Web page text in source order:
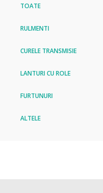
TOATE
RULMENTI
CURELE TRANSMISIE
LANTURI CU ROLE
FURTUNURI
ALTELE